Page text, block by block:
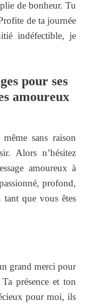
de bonheur. Tu
de ta journée
indéfectible, je
pour ses
amoureux
sans raison
Alors n’hésitez
amoureux à
profond,
que vous êtes
grand merci pour
présence et ton
pour moi, ils